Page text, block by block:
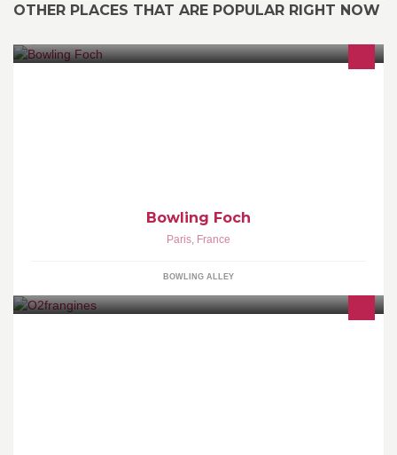
OTHER PLACES THAT ARE POPULAR RIGHT NOW
Bowling Foch
Paris, France
BOWLING ALLEY